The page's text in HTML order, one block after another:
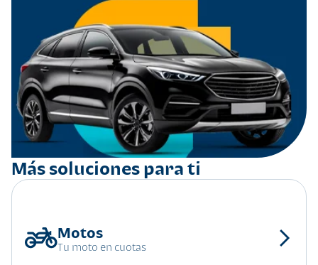
Más soluciones para ti
Tu moto en cuotas